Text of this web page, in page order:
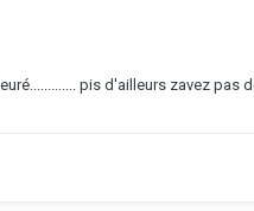
pis d'ailleurs zavez pas